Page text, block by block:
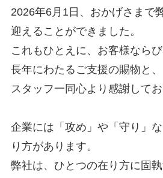
2026年6月1日、おかげさまで
迎えることができました。
これもひとえに、お客様なら
長年にわたるご支援の賜物と、
スタッフ一同心より感謝してお
企業には「攻め」や「守り」
り方があります。
弊社は、ひとつの在り方に固執